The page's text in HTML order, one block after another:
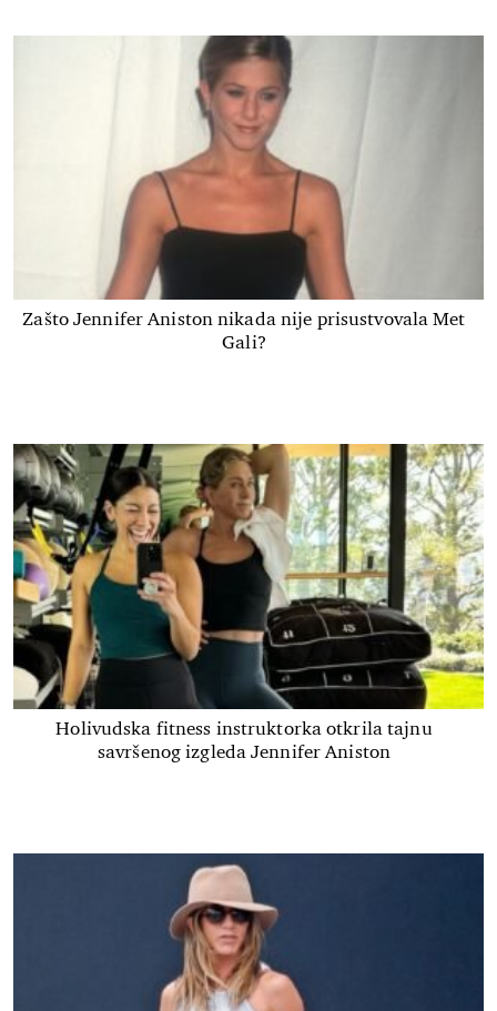
Zašto Jennifer Aniston nikada nije prisustvovala Met
Gali?
Holivudska fitness instruktorka otkrila tajnu
savršenog izgleda Jennifer Aniston